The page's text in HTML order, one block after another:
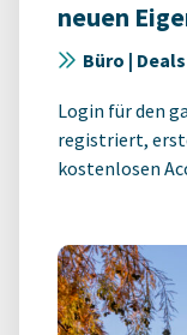
neuen
Büro |
Login für den
registriert,
kostenlosen